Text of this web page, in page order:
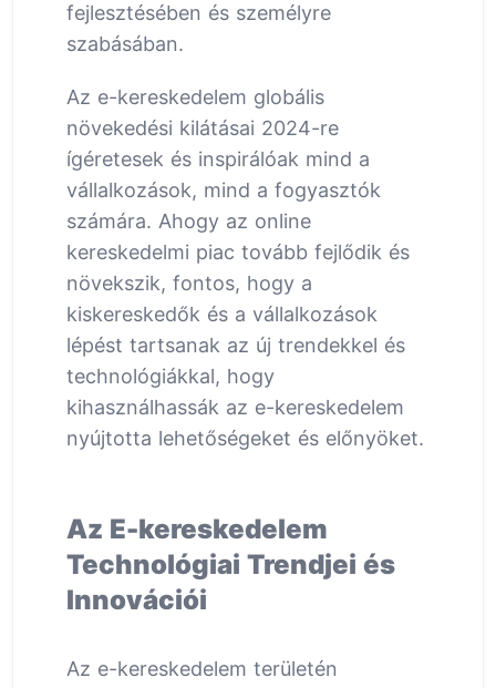
fejlesztésében és személyre
szabásában.
Az e-kereskedelem globális
növekedési kilátásai 2024-re
ígéretesek és inspirálóak mind a
vállalkozások, mind a fogyasztók
számára. Ahogy az online
kereskedelmi piac tovább fejlődik és
növekszik, fontos, hogy a
kiskereskedők és a vállalkozások
lépést tartsanak az új trendekkel és
technológiákkal, hogy
kihasználhassák az e-kereskedelem
nyújtotta lehetőségeket és előnyöket.
Az E-kereskedelem
Technológiai Trendjei és
Innovációi
Az e-kereskedelem területén